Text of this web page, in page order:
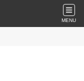
MENU